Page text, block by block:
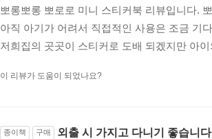
뽀롱뽀롱 뽀로로 미니 스티커북 리뷰입니다.
아직 아기가 어려서 직접적인 사용은 조금 기
저희집의 곳곳이 스티커로 도배 되겠지만 아
이 리뷰가 도움이 되었나요?
종이책 구매 외출 시 가지고 다니기 좋습니